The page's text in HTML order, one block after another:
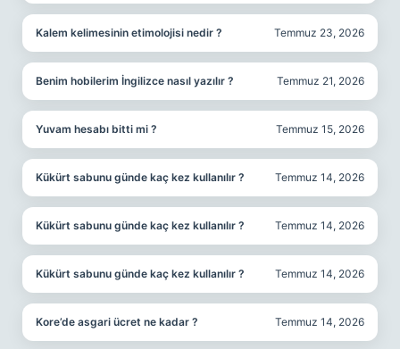
Kalem kelimesinin etimolojisi nedir ? Temmuz 23, 2026
Benim hobilerim İngilizce nasıl yazılır ? Temmuz 21, 2026
Yuvam hesabı bitti mi ? Temmuz 15, 2026
Kükürt sabunu günde kaç kez kullanılır ? Temmuz 14, 2026
Kükürt sabunu günde kaç kez kullanılır ? Temmuz 14, 2026
Kükürt sabunu günde kaç kez kullanılır ? Temmuz 14, 2026
Kore’de asgari ücret ne kadar ? Temmuz 14, 2026